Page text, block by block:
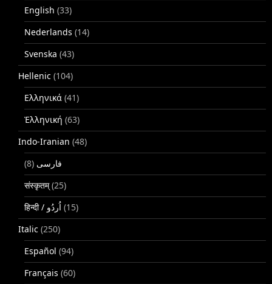
English (33)
Nederlands (14)
Svenska (43)
Hellenic (104)
Ελληνικά (41)
Ἑλληνική (63)
Indo-Iranian (48)
فارسی (8)
संस्कृतम्(25)
(15)
Italic (250)
Español (94)
Français (60)